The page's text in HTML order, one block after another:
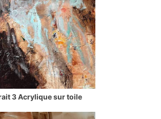
3 Acrylique sur toile